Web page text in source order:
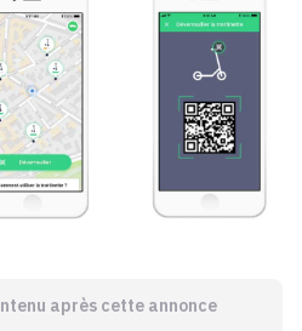
après cette annonce